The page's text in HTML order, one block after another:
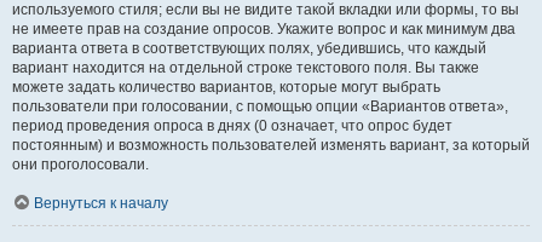
используемого стиля; если вы не видите такой вкладки или формы, то вы
не имеете прав на создание опросов. Укажите вопрос и как минимум два
варианта ответа в соответствующих полях, убедившись, что каждый
вариант находится на отдельной строке текстового поля. Вы также
можете задать количество вариантов, которые могут выбрать
пользователи при голосовании, с помощью опции «Вариантов ответа»,
период проведения опроса в днях (0 означает, что опрос будет
постоянным) и возможность пользователей изменять вариант, за который
они проголосовали.
Вернуться к началу